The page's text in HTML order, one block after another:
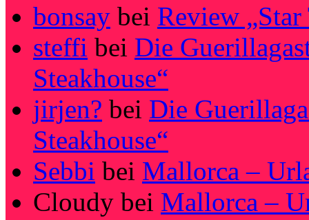
bonsay bei Review „Star
steffi bei Die
Steakhouse“
jirjen? bei Die
Steakhouse“
Sebbi bei Mallorca –
Cloudy bei Mallorca –